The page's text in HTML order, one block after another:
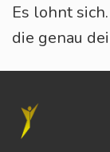
Es lohnt
die genau